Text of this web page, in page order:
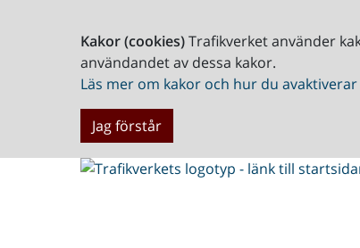
Kakor (cookies)Trafikverket använder
användandet av dessa kakor.
Läs mer om kakor och hur du
Jag förstår